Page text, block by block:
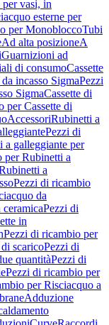
per vasi, in
esterne per
per MonobloccoTubi
Ad alta posizioneA
Guarnizioni ad
di consumoCassette
incasso SigmaPezzi
SigmaCassette di
per Cassette di
AccessoriRubinetti a
Pezzi di
a galleggiante per
per Rubinetti a
a
Pezzi di ricambio
da
Pezzi di
in
Pezzi di ricambio per
scaricoPezzi di
quantitàPezzi di
Pezzi di ricambio per
per Risciacquo a
Adduzione